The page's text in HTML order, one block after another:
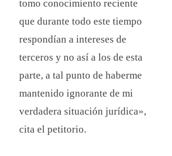
tomo conocimiento reciente
que durante todo este tiempo
respondían a intereses de
terceros y no así a los de esta
parte, a tal punto de haberme
mantenido ignorante de mi
verdadera situación jurídica»,
cita el petitorio.